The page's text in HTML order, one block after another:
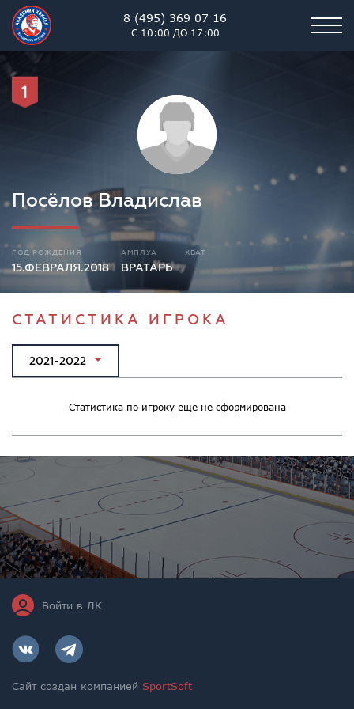
8 (495) 369 07 16
С 10:00 ДО 17:00
1
Посёлов Владислав
ГОД РОЖДЕНИЯ
15.ФЕВРАЛЯ.2018
АМПЛУА
ВРАТАРЬ
ХВАТ
СТАТИСТИКА ИГРОКА
2021-2022
Статистика по игроку еще не сформирована
Войти в ЛК
Сайт создан компанией SportSoft